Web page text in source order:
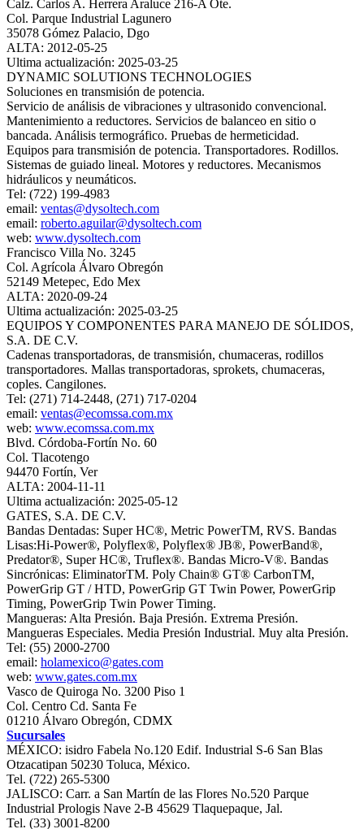
Calz. Carlos A. Herrera Araluce 216-A Ote.
Col. Parque Industrial Lagunero
35078 Gómez Palacio, Dgo
ALTA: 2012-05-25
Ultima actualización: 2025-03-25
DYNAMIC SOLUTIONS TECHNOLOGIES
Soluciones en transmisión de potencia.
Servicio de análisis de vibraciones y ultrasonido convencional.
Mantenimiento a reductores. Servicios de balanceo en sitio o
bancada. Análisis termográfico. Pruebas de hermeticidad.
Equipos para transmisión de potencia. Transportadores. Rodillos.
Sistemas de guiado lineal. Motores y reductores. Mecanismos
hidráulicos y neumáticos.
Tel: (722) 199-4983
email: ventas@dysoltech.com
email: roberto.aguilar@dysoltech.com
web: www.dysoltech.com
Francisco Villa No. 3245
Col. Agrícola Álvaro Obregón
52149 Metepec, Edo Mex
ALTA: 2020-09-24
Ultima actualización: 2025-03-25
EQUIPOS Y COMPONENTES PARA MANEJO DE SÓLIDOS,
S.A. DE C.V.
Cadenas transportadoras, de transmisión, chumaceras, rodillos
transportadores. Mallas transportadoras, sprokets, chumaceras,
coples. Cangilones.
Tel: (271) 714-2448, (271) 717-0204
email: ventas@ecomssa.com.mx
web: www.ecomssa.com.mx
Blvd. Córdoba-Fortín No. 60
Col. Tlacotengo
94470 Fortín, Ver
ALTA: 2004-11-11
Ultima actualización: 2025-05-12
GATES, S.A. DE C.V.
Bandas Dentadas: Super HC®, Metric PowerTM, RVS. Bandas
Lisas:Hi-Power®, Polyflex®, Polyflex® JB®, PowerBand®,
Predator®, Super HC®, Truflex®. Bandas Micro-V®. Bandas
Sincrónicas: EliminatorTM. Poly Chain® GT® CarbonTM,
PowerGrip GT / HTD, PowerGrip GT Twin Power, PowerGrip
Timing, PowerGrip Twin Power Timing.
Mangueras: Alta Presión. Baja Presión. Extrema Presión.
Mangueras Especiales. Media Presión Industrial. Muy alta Presión.
Tel: (55) 2000-2700
email: holamexico@gates.com
web: www.gates.com.mx
Vasco de Quiroga No. 3200 Piso 1
Col. Centro Cd. Santa Fe
01210 Álvaro Obregón, CDMX
Sucursales
MÉXICO: isidro Fabela No.120 Edif. Industrial S-6 San Blas
Otzacatipan 50230 Toluca, México.
Tel. (722) 265-5300
JALISCO: Carr. a San Martín de las Flores No.520 Parque
Industrial Prologis Nave 2-B 45629 Tlaquepaque, Jal.
Tel. (33) 3001-8200